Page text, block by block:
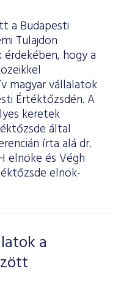
a Budapesti
Tulajdon
hogy a
magyar vállalatok
Értéktőzsdén. A
keretek
által
írta alá dr.
elnöke és Végh
elnök-
a